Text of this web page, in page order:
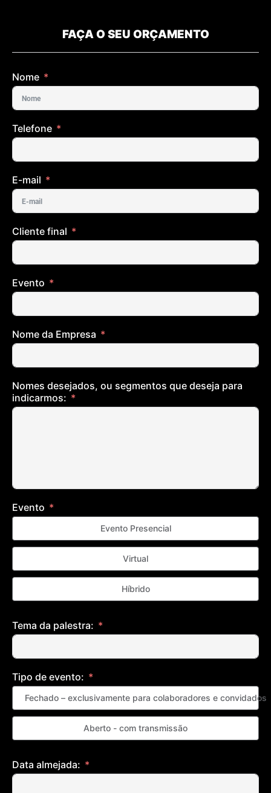
FAÇA O SEU ORÇAMENTO
Nome
Telefone
E-mail
Cliente final
Evento
Nome da Empresa
Nomes desejados, ou segmentos que deseja para
indicarmos:
Evento
Evento Presencial
Virtual
Híbrido
Tema da palestra:
Tipo de evento:
Fechado – exclusivamente para colaboradores e convidados
Aberto - com transmissão
Data almejada: